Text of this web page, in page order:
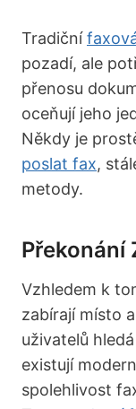
Tradiční
pozadí, ale
přenosu
oceňují jeho
Někdy je
poslat fax,
metody.
Překonání
Vzhledem k
zabírají místo
uživatelů
existují
spolehlivost